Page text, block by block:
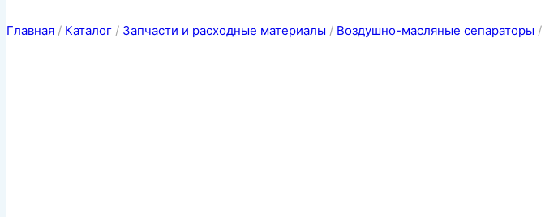
Главная / Каталог / Запчасти и расходные материалы / Воздушно-масляные сепараторы /